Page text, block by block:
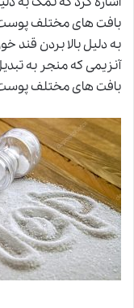
بافت های مختلف
به دلیل بالا بردن
آنزیمی که منجر به
بافت های مختلف